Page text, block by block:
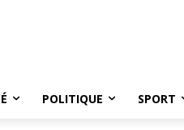
POLITIQUE SPORT